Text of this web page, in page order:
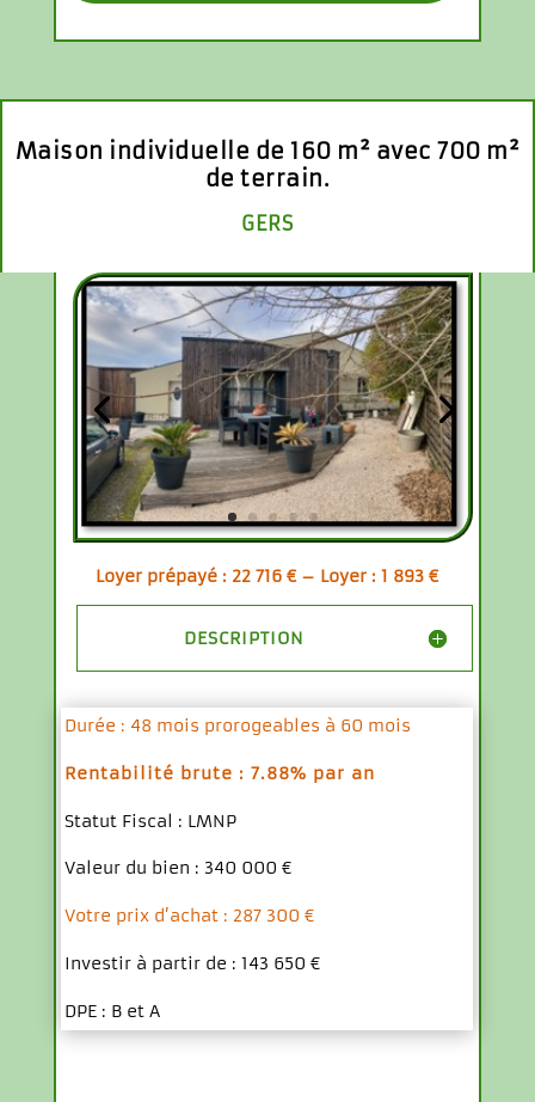
Maison individuelle de 160 m² avec 700 m²
de terrain.
GERS
Loyer prépayé : 22 716 € – Loyer : 1 893 €
DESCRIPTION
Durée : 48 mois prorogeables à 60 mois
Rentabilité brute : 7.88% par an
Statut Fiscal : LMNP
Valeur du bien : 340 000 €
Votre prix d’achat : 287 300 €
Investir à partir de : 143 650 €
DPE : B et A